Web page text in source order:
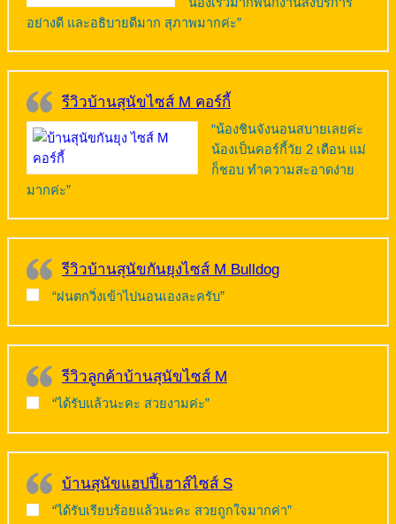
อย่างดี และอธิบายดีมาก สุภาพมากค่ะ”
รีวิวบ้านสุนัขไซส์ M คอร์กี้
“น้องชินจังนอนสบายเลยค่ะ
น้องเป็นคอร์กี้วัย 2 เดือน แม่
ก็ชอบ ทำความสะอาดง่าย
มากค่ะ”
รีวิวบ้านสุนัขกันยุงไซส์ M Bulldog
“ฝนตกวิ่งเข้าไปนอนเองละครับ”
รีวิวลูกค้าบ้านสุนัขไซส์ M
“ได้รับแล้วนะคะ สวยงามค่ะ”
บ้านสุนัขแฮปปี้เฮาส์ไซส์ S
“ได้รับเรียบร้อยแล้วนะคะ สวยถูกใจมากค่า”